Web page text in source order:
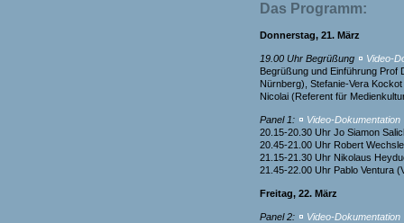
Das Programm:
Donnerstag, 21. März
19.00 Uhr Begrüßung
Video-
Begrüßung und Einführung
Nürnberg), Stefanie-Vera
Nicolai (Referent für
Panel 1:
Video-Dokumentation
20.15-20.30 Uhr Jo Siamon
20.45-21.00 Uhr Robert
21.15-21.30 Uhr Nikolaus
21.45-22.00 Uhr Pablo Ventura
Freitag, 22. März
Panel 2:
Video-Dokumentation